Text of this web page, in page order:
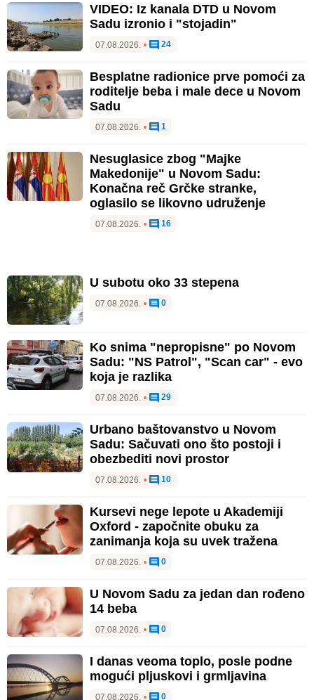
VIDEO: Iz kanala DTD u Novom
Sadu izronio i "stojadin"
07.08.2026. • 24
Besplatne radionice prve pomoći za
roditelje beba i male dece u Novom
Sadu
07.08.2026. • 1
Nesuglasice zbog "Majke
Makedonije" u Novom Sadu:
Konačna reč Grčke stranke,
oglasilo se likovno udruženje
07.08.2026. • 16
U subotu oko 33 stepena
07.08.2026. • 0
Ko snima "nepropisne" po Novom
Sadu: "NS Patrol", "Scan car" - evo
koja je razlika
07.08.2026. • 29
Urbano baštovanstvo u Novom
Sadu: Sačuvati ono što postoji i
obezbediti novi prostor
07.08.2026. • 10
Kursevi nege lepote u Akademiji
Oxford - započnite obuku za
zanimanja koja su uvek tražena
07.08.2026. • 0
U Novom Sadu za jedan dan rođeno
14 beba
07.08.2026. • 0
I danas veoma toplo, posle podne
mogući pljuskovi i grmljavina
07.08.2026. • 0